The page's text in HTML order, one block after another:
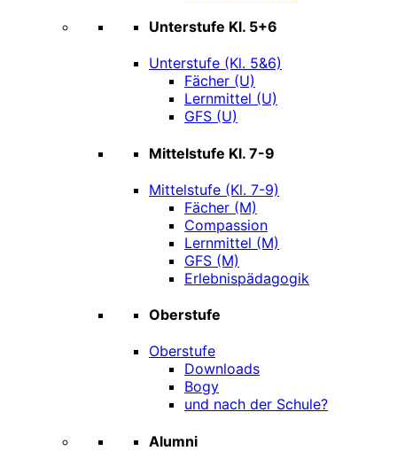
Unterstufe Kl. 5+6
Unterstufe (Kl. 5&6)
Fächer (U)
Lernmittel (U)
GFS (U)
Mittelstufe Kl. 7-9
Mittelstufe (Kl. 7-9)
Fächer (M)
Compassion
Lernmittel (M)
GFS (M)
Erlebnispädagogik
Oberstufe
Oberstufe
Downloads
Bogy
und nach der Schule?
Alumni